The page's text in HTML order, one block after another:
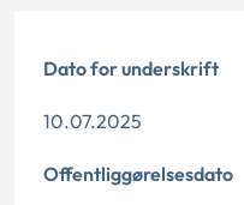
Dato for underskrift
10.07.2025
Offentliggørelsesdato